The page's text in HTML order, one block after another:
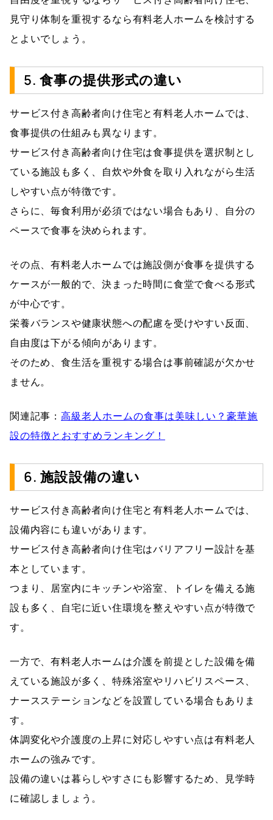
見守り体制を重視するなら有料老人ホームを検討する
とよいでしょう。
5. 食事の提供形式の違い
サービス付き高齢者向け住宅と有料老人ホームでは、
食事提供の仕組みも異なります。
サービス付き高齢者向け住宅は食事提供を選択制とし
ている施設も多く、自炊や外食を取り入れながら生活
しやすい点が特徴です。
さらに、毎食利用が必須ではない場合もあり、自分の
ペースで食事を決められます。
その点、有料老人ホームでは施設側が食事を提供する
ケースが一般的で、決まった時間に食堂で食べる形式
が中心です。
栄養バランスや健康状態への配慮を受けやすい反面、
自由度は下がる傾向があります。
そのため、食生活を重視する場合は事前確認が欠かせ
ません。
関連記事： 高級老人ホームの食事は美味しい？豪華施
設の特徴とおすすめランキング！
6. 施設設備の違い
サービス付き高齢者向け住宅と有料老人ホームでは、
設備内容にも違いがあります。
サービス付き高齢者向け住宅はバリアフリー設計を基
本としています。
つまり、居室内にキッチンや浴室、トイレを備える施
設も多く、自宅に近い住環境を整えやすい点が特徴で
す。
一方で、有料老人ホームは介護を前提とした設備を備
えている施設が多く、特殊浴室やリハビリスペース、
ナースステーションなどを設置している場合もありま
す。
体調変化や介護度の上昇に対応しやすい点は有料老人
ホームの強みです。
設備の違いは暮らしやすさにも影響するため、見学時
に確認しましょう。